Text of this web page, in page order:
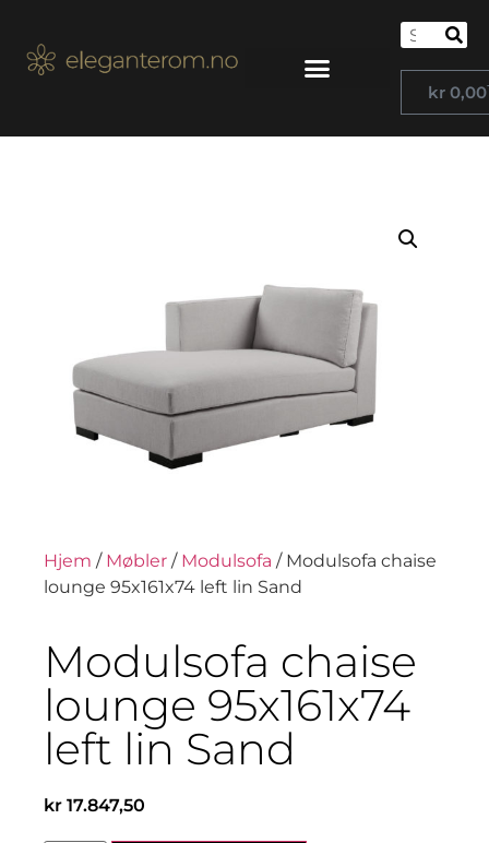
kr0,00
Hjem / Møbler / Modulsofa / Modulsofa chaise
lounge 95x161x74 left lin Sand
Modulsofa chaise
lounge 95x161x74
left lin Sand
kr 17.847,50